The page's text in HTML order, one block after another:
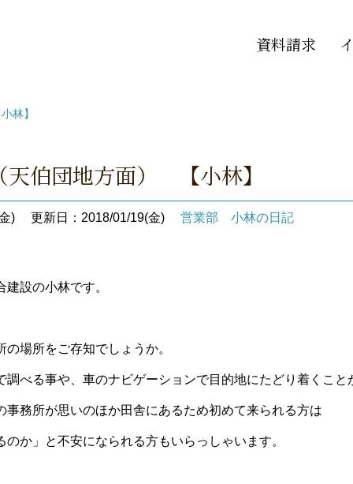
資料請求
林】
天伯団地方面） 【小林】
) 更新日：2018/01/19(金) 営業部 小林の日記
設の小林です。
場所をご存知でしょうか。
調べる事や、車のナビゲーションで目的地にたどり着くこと
事務所が思いのほか田舎にあるため初めて来られる方は
のか」と不安になられる方もいらっしゃいます。